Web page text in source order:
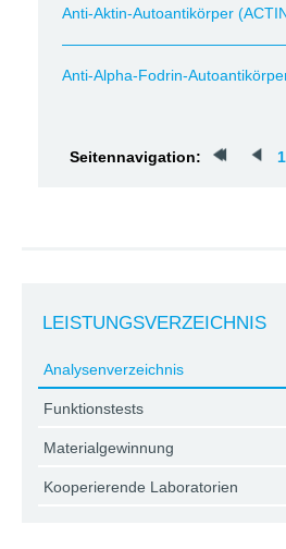
Anti-Aktin-Autoantikörper
Anti-Alpha-Fodrin-
Seitennavigation: 1
LEISTUNGSVERZEICHNIS
Analysenverzeichnis
Funktionstests
Materialgewinnung
Kooperierende Laboratorien